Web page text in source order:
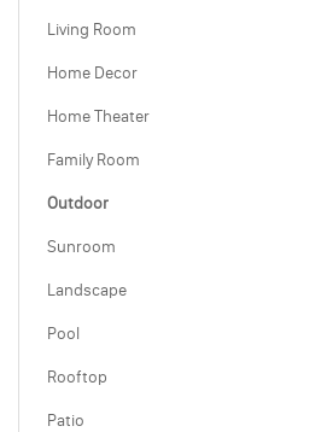
Living Room
Home Decor
Home Theater
Family Room
Outdoor
Sunroom
Landscape
Pool
Rooftop
Patio